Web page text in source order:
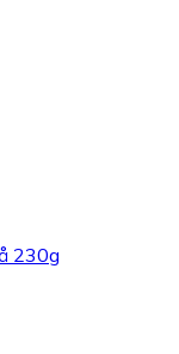
230g